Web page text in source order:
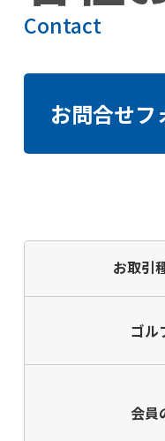
Contact
お問合せフ
お取引
ゴル
会員